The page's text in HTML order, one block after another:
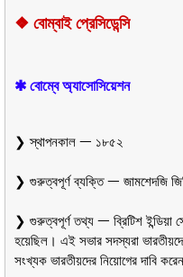
❖ বোম্বাই প্রেসিডেন্সি
✱ বোম্বে অ্যাসোসিয়েশন
❯ স্থাপনকাল ᅳ ১৮৫২
❯ গুরুত্বপূর্ণ ব্যক্তি ᅳ জামশেদজি
❯ গুরুত্বপূর্ণ তথ্য ᅳ ব্রিটিশ ইন্ডিয়া
হয়েছিল। এই সভার সদস্যরা
সংখ্যক ভারতীয়দের নিয়োগের দাবি